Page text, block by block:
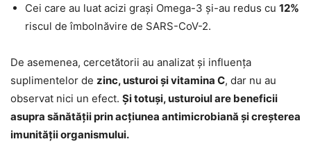
Cei care au luat acizi grași Omega-3 și-au redus cu 12%
riscul de îmbolnăvire de SARS-CoV-2.
De asemenea, cercetătorii au analizat și influența
suplimentelor de zinc, usturoi și vitamina C, dar nu au
observat nici un efect. Și totuși, usturoiul are beneficii
asupra sănătății prin acțiunea antimicrobiană și creșterea
imunității organismului.